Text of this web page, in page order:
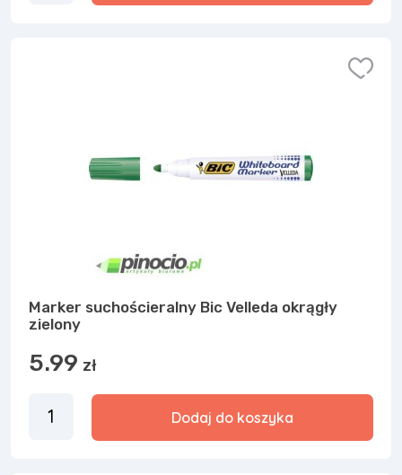
Marker suchościeralny Bic Velleda okrągły
zielony
5.99 zł
Dodaj do koszyka